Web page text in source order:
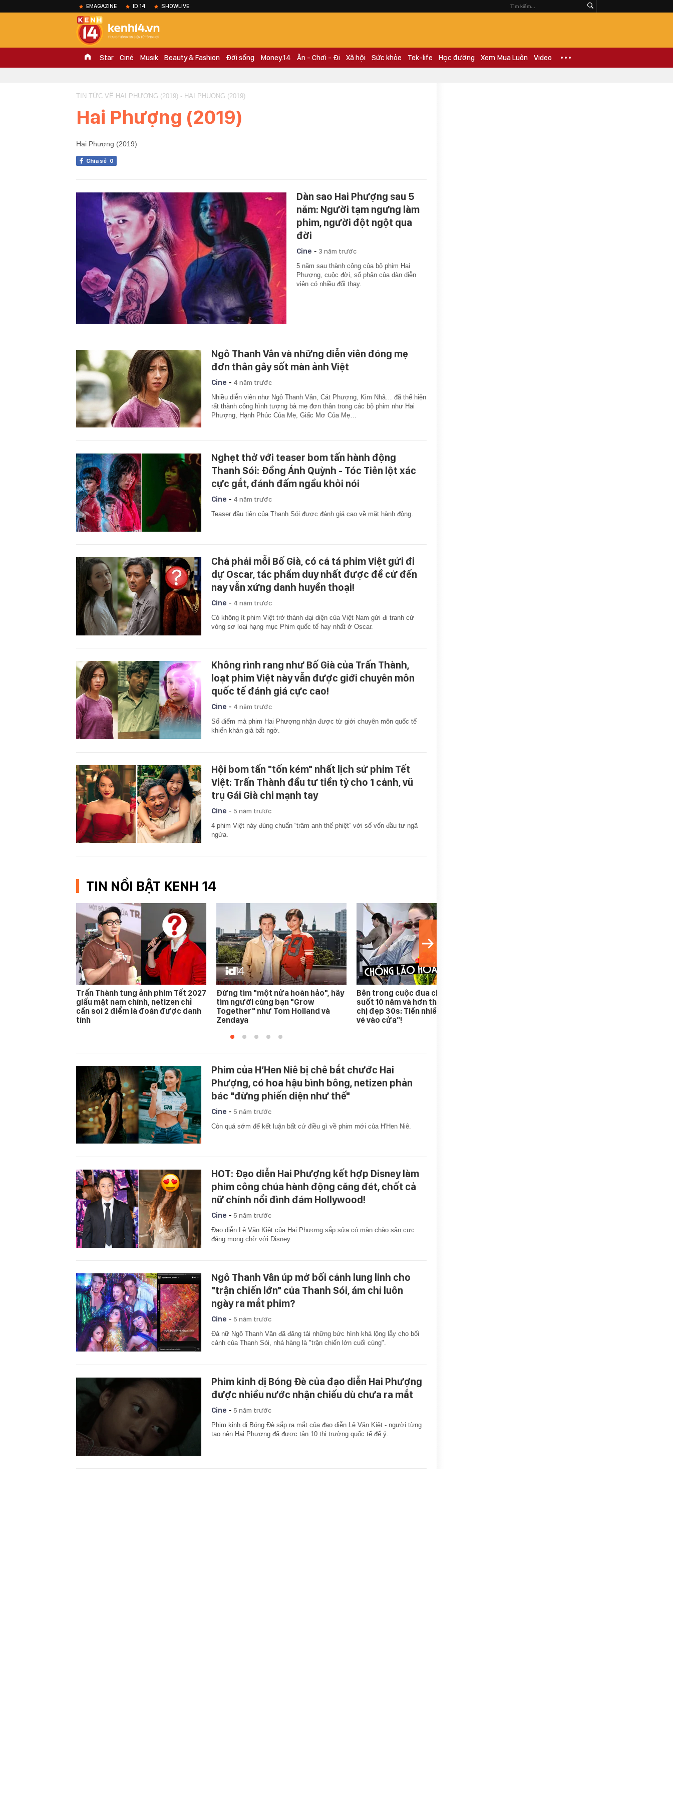
EMAGAZINE ID.14 SHOWLIVE
Star Ciné Musik Beauty & Fashion Đời sống Money.14 Ăn - Chơi - Đi Xã hội Sức khỏe Tek-life Học đường Xem Mua Luôn Video
TIN TỨC VỀ HAI PHƯỢNG (2019) - HAI PHUONG (2019)
Hai Phượng (2019)
Hai Phượng (2019)
Chia sẻ 0
Dàn sao Hai Phượng sau 5
năm: Người tạm ngưng làm
phim, người đột ngột qua
đời
Cine - 3 năm trước
5 năm sau thành công của bộ phim Hai
Phượng, cuộc đời, số phận của dàn diễn
viên có nhiều đổi thay.
Ngô Thanh Vân và những diễn viên đóng mẹ
đơn thân gây sốt màn ảnh Việt
Cine - 4 năm trước
Nhiều diễn viên như Ngô Thanh Vân, Cát Phượng, Kim Nhã… đã thể hiện
rất thành công hình tượng bà mẹ đơn thân trong các bộ phim như Hai
Phượng, Hạnh Phúc Của Mẹ, Giấc Mơ Của Mẹ…
Nghẹt thở với teaser bom tấn hành động
Thanh Sói: Đồng Ánh Quỳnh - Tóc Tiên lột xác
cực gắt, đánh đấm ngầu khỏi nói
Cine - 4 năm trước
Teaser đầu tiên của Thanh Sói được đánh giá cao về mặt hành động.
Chả phải mỗi Bố Già, có cả tá phim Việt gửi đi
dự Oscar, tác phẩm duy nhất được đề cử đến
nay vẫn xứng danh huyền thoại!
Cine - 4 năm trước
Có không ít phim Việt trở thành đại diện của Việt Nam gửi đi tranh cử
vòng sơ loại hạng mục Phim quốc tế hay nhất ở Oscar.
Không rình rang như Bố Già của Trấn Thành,
loạt phim Việt này vẫn được giới chuyên môn
quốc tế đánh giá cực cao!
Cine - 4 năm trước
Số điểm mà phim Hai Phượng nhận được từ giới chuyên môn quốc tế
khiến khán giả bất ngờ.
Hội bom tấn "tốn kém" nhất lịch sử phim Tết
Việt: Trấn Thành đầu tư tiền tỷ cho 1 cảnh, vũ
trụ Gái Già chi mạnh tay
Cine - 5 năm trước
4 phim Việt này đúng chuẩn “trâm anh thế phiệt” với số vốn đầu tư ngã
ngửa.
TIN NỔI BẬT KENH 14
Trấn Thành tung ảnh phim Tết 2027
giấu mặt nam chính, netizen chỉ
cần soi 2 điểm là đoán được danh
tính
Đừng tìm "một nửa hoàn hảo", hãy
tìm người cùng bạn "Grow
Together" như Tom Holland và
Zendaya
Bên trong cuộc đua chống lão hoá
suốt 10 năm và hơn thế nữa của hội
chị đẹp 30s: Tiền nhiều chỉ là “tấm
vé vào cửa”!
Phim của H’Hen Niê bị chê bắt chước Hai
Phượng, có hoa hậu bình bông, netizen phản
bác "đừng phiến diện như thế"
Cine - 5 năm trước
Còn quá sớm để kết luận bất cứ điều gì về phim mới của H'Hen Niê.
HOT: Đạo diễn Hai Phượng kết hợp Disney làm
phim công chúa hành động căng đét, chốt cả
nữ chính nổi đình đám Hollywood!
Cine - 5 năm trước
Đạo diễn Lê Văn Kiệt của Hai Phượng sắp sửa có màn chào sân cực
đáng mong chờ với Disney.
Ngô Thanh Vân úp mở bối cảnh lung linh cho
"trận chiến lớn" của Thanh Sói, ám chỉ luôn
ngày ra mắt phim?
Cine - 5 năm trước
Đả nữ Ngô Thanh Vân đã đăng tải những bức hình khá lộng lẫy cho bối
cảnh của Thanh Sói, nhá hàng là "trận chiến lớn cuối cùng".
Phim kinh dị Bóng Đè của đạo diễn Hai Phượng
được nhiều nước nhận chiếu dù chưa ra mắt
Cine - 5 năm trước
Phim kinh dị Bóng Đè sắp ra mắt của đạo diễn Lê Văn Kiệt - người từng
tạo nên Hai Phượng đã được tận 10 thị trường quốc tế để ý.